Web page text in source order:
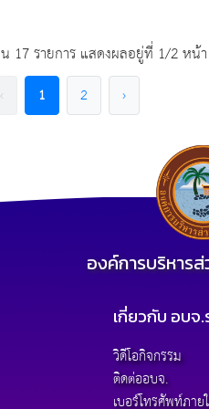
17 รายการ แสดงผลอยู่ที่ 1/2 หน้า
‹ 1 2 ›
องค์การบริหาร
เกี่ยวกับ อบจ.
วิดีโอกิจกรรม
ติดต่ออบจ.
เบอร์โทรศัพท์ภาย